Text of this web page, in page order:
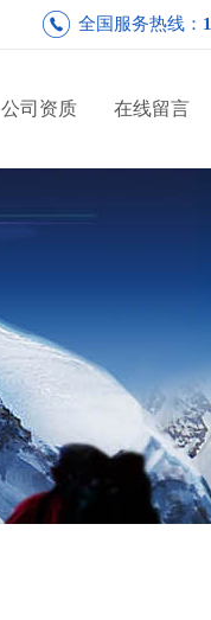
全国服务热线：
公司资质 在线留言